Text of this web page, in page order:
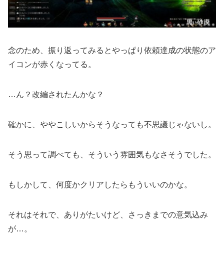
念のため、振り返ってみるとやっぱり依頼達成の状態のア
イコンが赤くなってる。
…ん？改編されたんかな？
確かに、ややこしいからそうなっても不思議じゃないし。
そう思って調べても、そういう雰囲気もなさそうでした。
もしかして、何度かクリアしたらもういいのかな。
それはそれで、ありがたいけど、さっきまでの意気込み
が…。